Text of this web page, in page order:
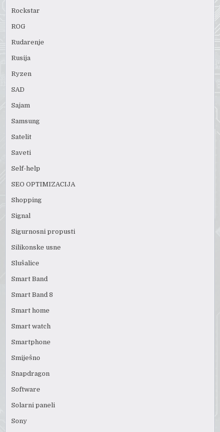
Rockstar
ROG
Rudarenje
Rusija
Ryzen
SAD
Sajam
Samsung
Satelit
Saveti
Self-help
SEO OPTIMIZACIJA
Shopping
Signal
Sigurnosni propusti
Silikonske usne
Slušalice
Smart Band
Smart Band 8
Smart home
Smart watch
Smartphone
Smiješno
Snapdragon
Software
Solarni paneli
Sony